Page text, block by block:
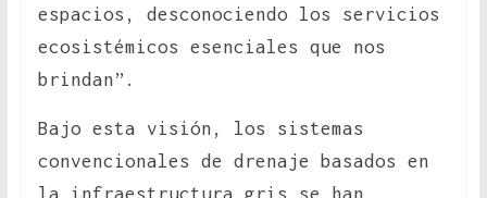
espacios, desconociendo los servicios
ecosistémicos esenciales que nos
brindan”.
Bajo esta visión, los sistemas
convencionales de drenaje basados en